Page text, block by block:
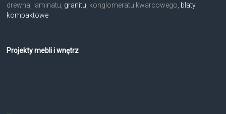
drewna, laminatu, granitu , konglomeratu kwarcowego, blaty
kompaktowe
Projekty mebli i wnętrz